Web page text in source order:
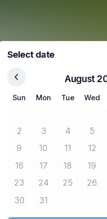
Select date
August
Sun Mon Tue Wed
2No tickets available
3No tickets available
4No tickets
5No
9No tickets available
10No tickets available
11No tickets
12No
16No tickets available
17No tickets available
18No tickets
19No
23No tickets available
24No tickets available
25No tickets
26
No
30No tickets available
31No tickets available